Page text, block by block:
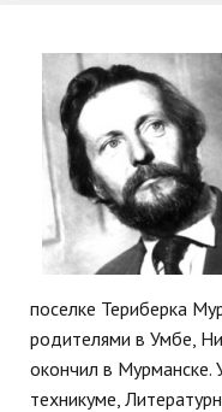
поселке Териберка
родителями в Умбе,
окончил в Мурманске.
техникуме,